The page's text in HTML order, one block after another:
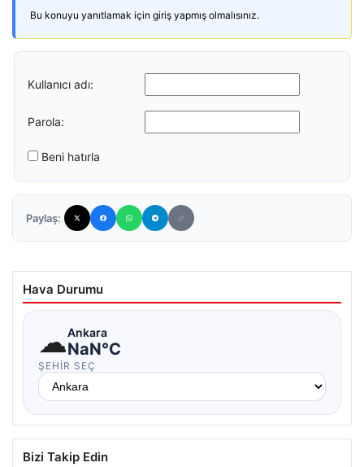
Bu konuyu yanıtlamak için giriş yapmış olmalısınız.
Kullanıcı adı:
Parola:
Beni hatırla
Paylaş:
Hava Durumu
☁Ankara
NaN°C
ŞEHIR SEÇ
Bizi Takip Edin